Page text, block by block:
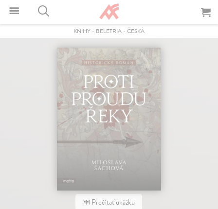
KNIHY - BELETRIA - ČESKÁ
Prečítať ukážku